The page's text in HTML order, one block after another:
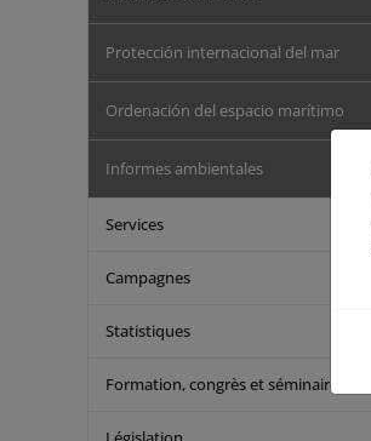
Protección internacional del mar
Ordenación del espacio marítimo
Informes ambientales
Services
Campagnes
Statistiques
Formation, congrès et séminaires